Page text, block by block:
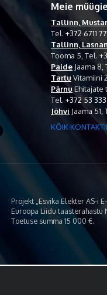
Meie
Tallinn,
Tel. +372 6711
Tallinn,
Tooma 5, Tel.
Paide Jaama 8,
Tartu Vitamiini
Pärnu Ehitajate
Tel. +372 53
Jõhvi Jaama 51,
KÕIK
Projekt „Esvika Elekter AS-i
Euroopa Liidu taasterahastu
Toetuse summa 15 000 €.